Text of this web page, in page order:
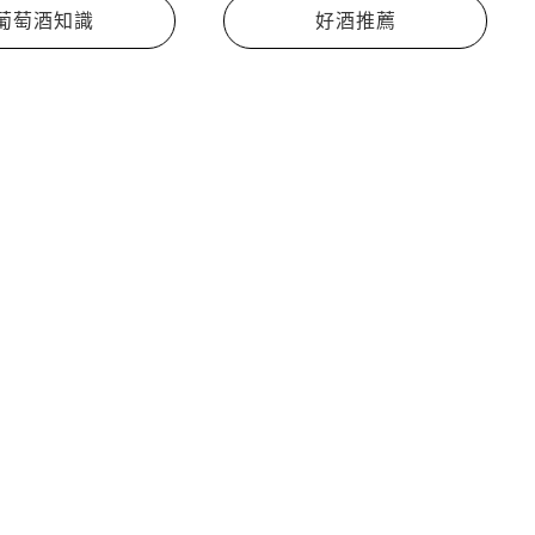
萄酒知識 好酒推薦